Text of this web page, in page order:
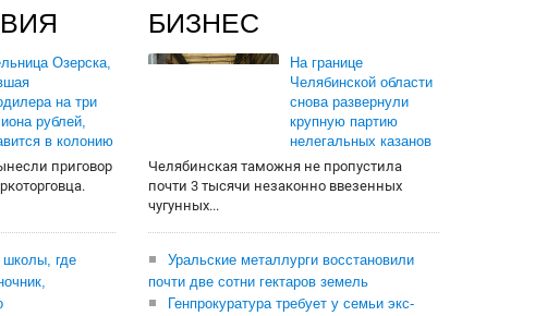
Озерска,
на три
рублей,
в колонию
приговор
школы, где
БИЗНЕС
На границе
Челябинской области
снова развернули
крупную партию
нелегальных казанов
Челябинская таможня не пропустила
почти 3 тысячи незаконно ввезенных
чугунных...
Уральские металлурги восстановили
почти две сотни гектаров земель
Генпрокуратура требует у семьи экс-